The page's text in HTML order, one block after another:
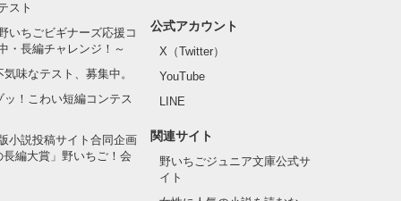
スト
いちごビギナーズ応援コ
・長編チャレンジ！～
味なテスト、募集中。
ッ！こわい短編コンテス
小説投稿サイト合同企画
長編大賞」野いちご！会
公式アカウント
X（Twitter）
YouTube
LINE
関連サイト
野いちごジュニア文庫公式サ
イト